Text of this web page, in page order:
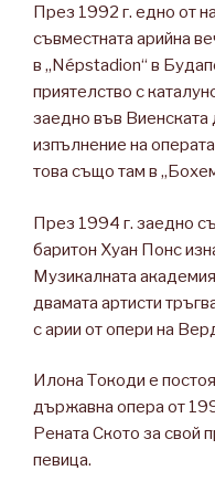
През 1992 г. едно от
съвместната арийна
в „Népstadion“ в
приятелство с
заедно във
изпълнение на
това също там в
През 1994 г. заедно
баритон Хуан Понс
Музикалната
двамата артисти
с арии от опери на
Илона Токоди е
държавна опера от
Рената Ското за свой
певица.